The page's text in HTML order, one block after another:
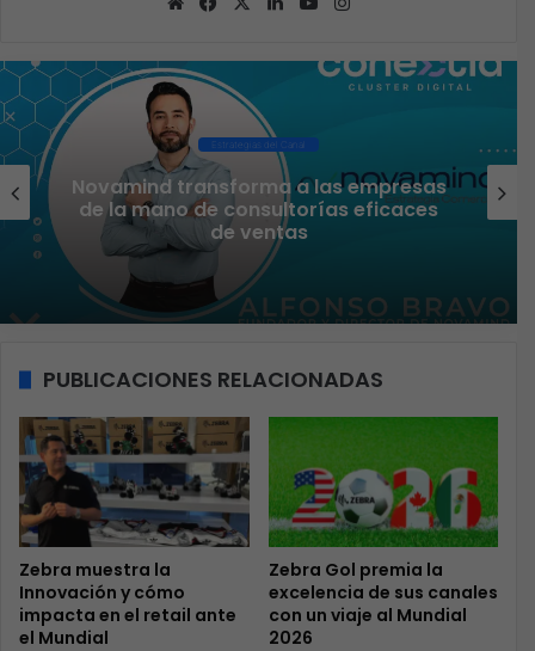
Estrategias del Canal
Novamind transforma a las empresas
de la mano de consultorías eficaces
de ventas
PUBLICACIONES RELACIONADAS
Zebra muestra la
Innovación y cómo
impacta en el retail ante
el Mundial
Zebra Gol premia la
excelencia de sus canales
con un viaje al Mundial
2026